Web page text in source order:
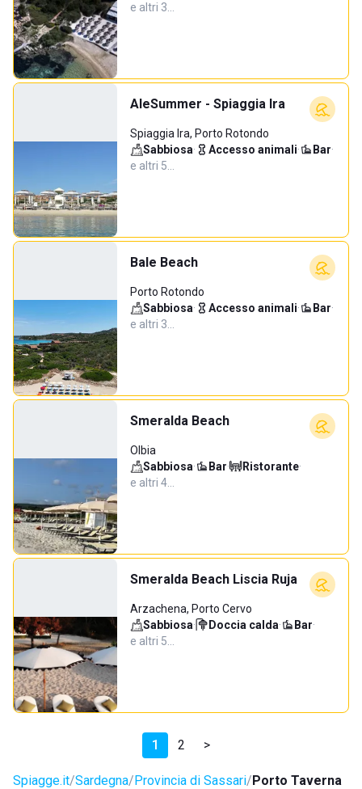
e altri 3…
AleSummer - Spiaggia Ira
Spiaggia Ira, Porto Rotondo
Sabbiosa· Accesso animali· Bar·
e altri 5…
Bale Beach
Porto Rotondo
Sabbiosa· Accesso animali· Bar·
e altri 3…
Smeralda Beach
Olbia
Sabbiosa· Bar· Ristorante·
e altri 4…
Smeralda Beach Liscia Ruja
Arzachena, Porto Cervo
Sabbiosa· Doccia calda· Bar·
e altri 5…
1 2 >
Spiagge.it Sardegna Provincia di Sassari Porto Taverna